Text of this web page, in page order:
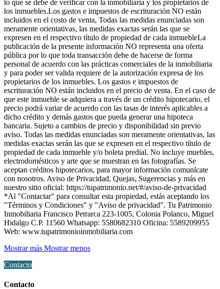
lo que se debe de verificar con la inmobiliaria y los propietarios de
los inmuebles.Los gastos e impuestos de escrituración NO están
incluidos en el costo de venta, Todas las medidas enunciadas son
meramente orientativas, las medidas exactas serán las que se
expresen en el respectivo título de propiedad de cada inmuebleLa
publicación de la presente información NO representa una oferta
pública por lo que toda transacción debe de hacerse de forma
personal de acuerdo con las prácticas comerciales de la inmobiliaria
y para poder ser valida requiere de la autorización expresa de los
propietarios de los inmuebles. Los gastos e impuestos de
escrituración NO están incluidos en el precio de venta. En el caso de
que este inmueble se adquiera a través de un crédito hipotecario, el
precio podrá variar de acuerdo con las tasas de interés aplicables a
dicho crédito y demás gastos que pueda generar una hipoteca
bancaria. Sujeto a cambios de precio y disponibilidad sin previo
aviso. Todas las medidas enunciadas son meramente orientativas, las
medidas exactas serán las que se expresen en el respectivo título de
propiedad de cada inmueble y/o boleta predial. No incluye muebles,
electrodomésticos y arte que se muestran en las fotografías. Se
aceptan créditos hipotecarios, para mayor información comunícate
con nosotros. Aviso de Privacidad, Quejas, Sugerencias y más en
nuestro sitio oficial: https://tupatrimonio.net/#/aviso-de-privacidad
*Al "Contactar" para consultar esta propiedad, estás aceptando los
"Términos y Condiciones" y "Aviso de privacidad". Tu Patrimonio
Inmobiliaria Francisco Petrarca 223-1005, Colonia Polanco, Miguel
Hidalgo C.P. 11560 Whatsapp: 5580682310 Oficina: 5589209955
Web: www.tupatrimonioinmobiliaria.com
Mostrar más Mostrar menos
Contacto
Contacto